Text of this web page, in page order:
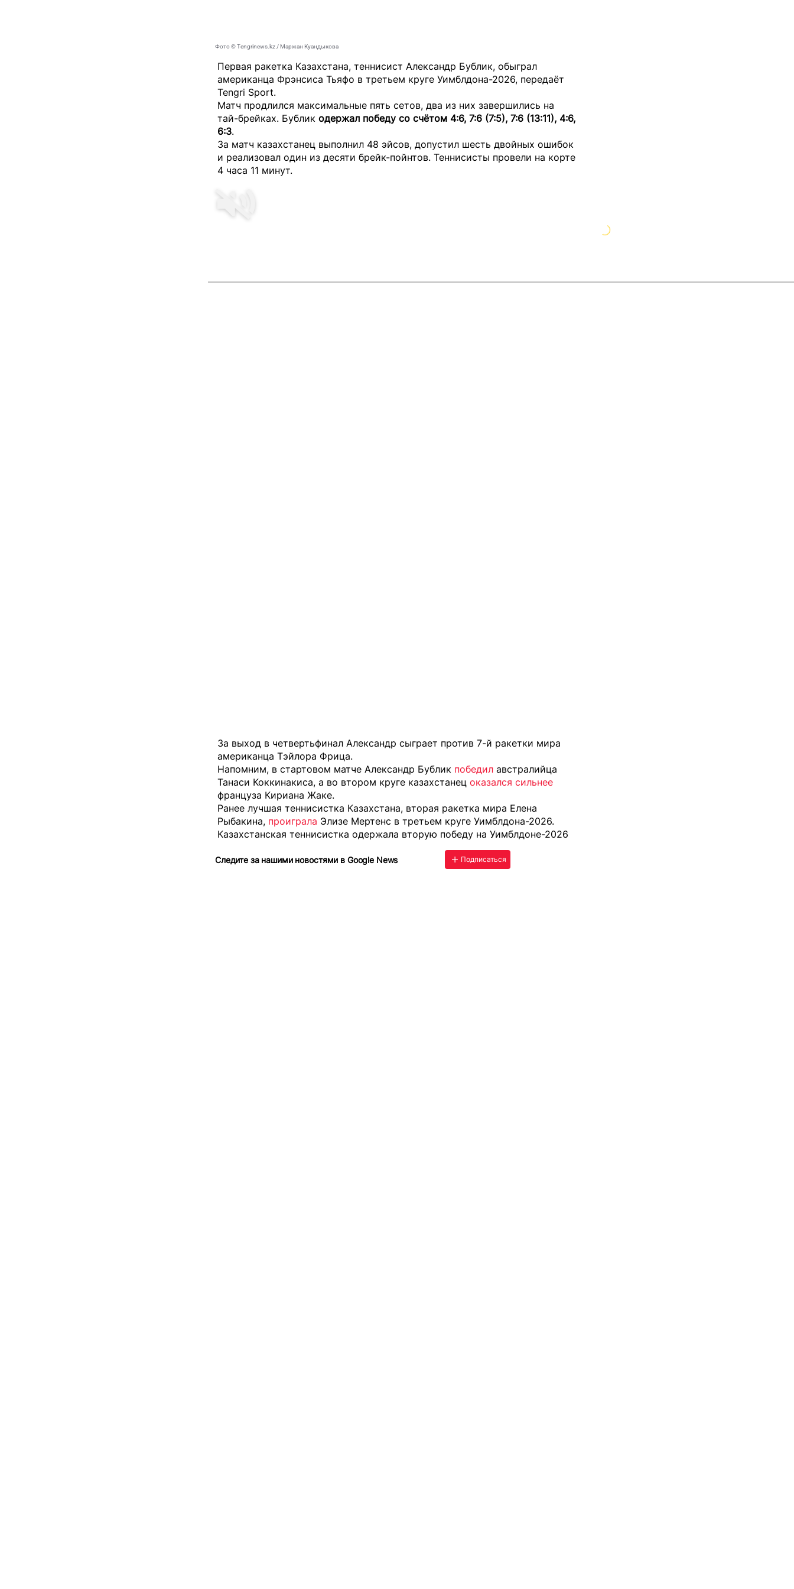
Фото © Tengrinews.kz / Маржан Куандыкова
Первая ракетка Казахстана, теннисист Александр Бублик, обыграл
американца Фрэнсиса Тьяфо в третьем круге Уимблдона-2026, передаёт
Tengri Sport.
Матч продлился максимальные пять сетов, два из них завершились на
тай-брейках. Бублик одержал победу со счётом 4:6, 7:6 (7:5), 7:6 (13:11), 4:6,
6:3.
За матч казахстанец выполнил 48 эйсов, допустил шесть двойных ошибок
и реализовал один из десяти брейк-пойнтов. Теннисисты провели на корте
4 часа 11 минут.
За выход в четвертьфинал Александр сыграет против 7-й ракетки мира
американца Тэйлора Фрица.
Напомним, в стартовом матче Александр Бублик победил австралийца
Танаси Коккинакиса, а во втором круге казахстанец оказался сильнее
француза Кириана Жаке.
Ранее лучшая теннисистка Казахстана, вторая ракетка мира Елена
Рыбакина, проиграла Элизе Мертенс в третьем круге Уимблдона-2026.
Казахстанская теннисистка одержала вторую победу на Уимблдоне-2026
Следите за нашими новостями в Google News Подписаться